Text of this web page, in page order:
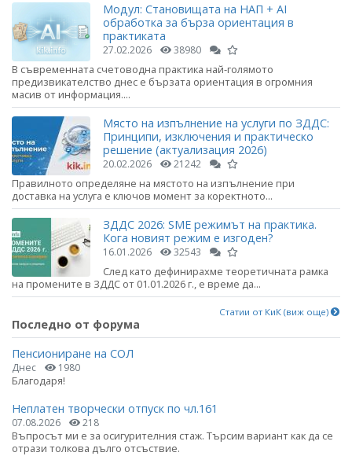
Модул: Становищата на НАП + AI
обработка за бърза ориентация в
практиката
27.02.2026 38980
В съвременната счетоводна практика най-голямото
предизвикателство днес е бързата ориентация в огромния
масив от информация....
Място на изпълнение на услуги по ЗДДС:
Принципи, изключения и практическо
решение (актуализация 2026)
20.02.2026 21242
Правилното определяне на мястото на изпълнение при
доставка на услуга е ключов момент за коректното...
ЗДДС 2026: SME режимът на практика.
Кога новият режим е изгоден?
16.01.2026 32543
След като дефинирахме теоретичната рамка
на промените в ЗДДС от 01.01.2026 г., е време да...
Статии от КиК (виж още)
Последно от форума
Пенсиониране на СОЛ
Днес 1980
Благодаря!
Неплатен творчески отпуск по чл.161
07.08.2026 218
Въпросът ми е за осигурителния стаж. Търсим вариант как да се
отрази толкова дълго отсъствие.